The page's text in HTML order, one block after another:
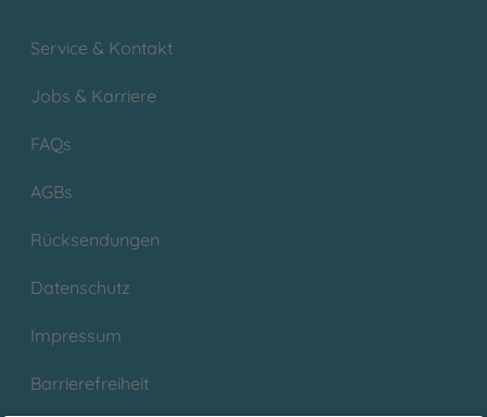
Service & Kontakt
Jobs & Karriere
FAQs
AGBs
Rücksendungen
Datenschutz
Impressum
Barrierefreiheit